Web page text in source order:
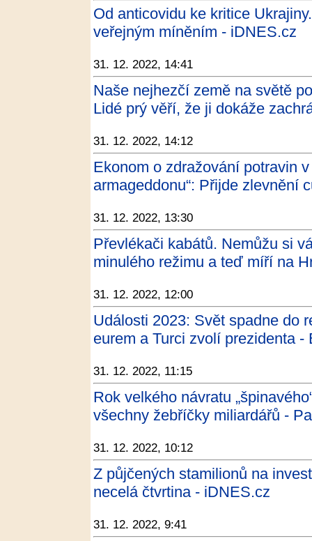
Od anticovidu ke kritice
veřejným míněním - iDNES.cz
31. 12. 2022, 14:41
Naše nejhezčí země na světě
Lidé prý věří, že ji dokáže
31. 12. 2022, 14:12
Ekonom o zdražování potravin
armageddonu“: Přijde zlevnění
31. 12. 2022, 13:30
Převlékači kabátů. Nemůžu si
minulého režimu a teď míří na
31. 12. 2022, 12:00
Události 2023: Svět spadne do
eurem a Turci zvolí prezidenta -
31. 12. 2022, 11:15
Rok velkého návratu
všechny žebříčky miliardářů -
31. 12. 2022, 10:12
Z půjčených stamilionů na
necelá čtvrtina - iDNES.cz
31. 12. 2022, 9:41